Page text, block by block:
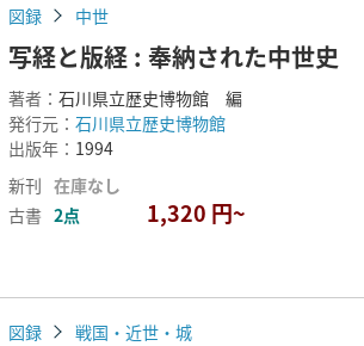
図録 中世
写経と版経 : 奉納された中世史
著者： 石川県立歴史博物館 編
発行元： 石川県立歴史博物館
出版年： 1994
新刊 在庫なし
古書 2点 1,320 円~
図録 戦国・近世・城